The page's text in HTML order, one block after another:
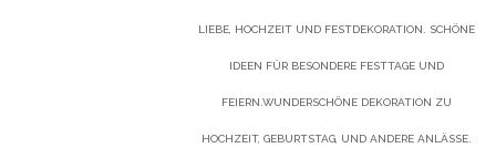
LIEBE, HOCHZEIT UND FESTDEKORATION. SCHÖNE
IDEEN FÜR BESONDERE FESTTAGE UND
FEIERN.WUNDERSCHÖNE DEKORATION ZU
HOCHZEIT, GEBURTSTAG, UND ANDERE ANLÄSSE.